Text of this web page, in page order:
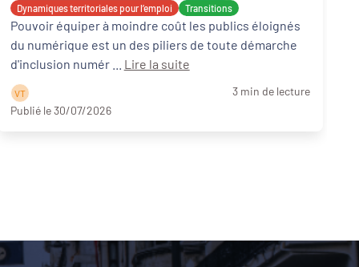
Dynamiques territoriales pour l’emploi
Transitions
Pouvoir équiper à moindre coût les publics éloignés
du numérique est un des piliers de toute démarche
Lire la suite
V T
3 min de lecture
Publié le 30/07/2026